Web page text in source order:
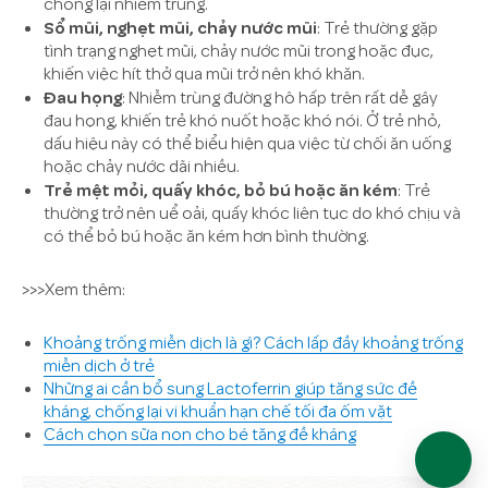
Sổ mũi, nghẹt mũi, chảy nước mũi: Trẻ thường gặp
tình trạng nghẹt mũi, chảy nước mũi trong hoặc đục,
khiến việc hít thở qua mũi trở nên khó khăn.
Đau họng: Nhiễm trùng đường hô hấp trên rất dễ gây
đau họng, khiến trẻ khó nuốt hoặc khó nói. Ở trẻ nhỏ,
dấu hiệu này có thể biểu hiện qua việc từ chối ăn uống
hoặc chảy nước dãi nhiều.
Trẻ mệt mỏi, quấy khóc, bỏ bú hoặc ăn kém: Trẻ
thường trở nên uể oải, quấy khóc liên tục do khó chịu và
có thể bỏ bú hoặc ăn kém hơn bình thường.
>>>Xem thêm:
Khoảng trống miễn dịch là gì? Cách lấp đầy khoảng trống
miễn dịch ở trẻ
Những ai cần bổ sung Lactoferrin giúp tăng sức đề
kháng, chống lại vi khuẩn hạn chế tối đa ốm vặt
Cách chọn sữa non cho bé tăng đề kháng